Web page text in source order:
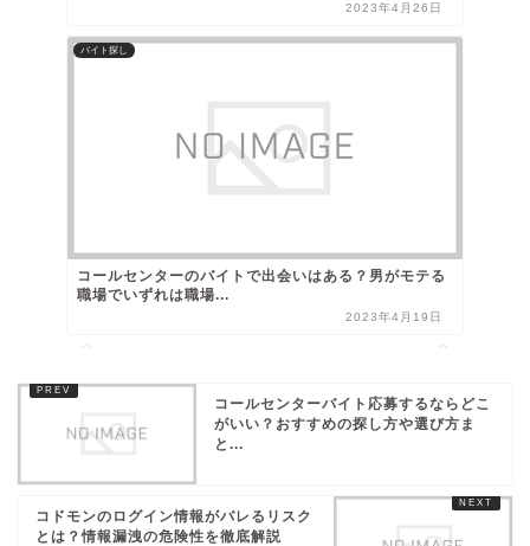
2023年4月26日
バイト探し
コールセンターのバイトで出会いはある？男がモテる
職場でいずれは職場...
2023年4月19日
コールセンターバイト応募するならどこ
がいい？おすすめの探し方や選び方ま
と...
コドモンのログイン情報がバレるリスク
とは？情報漏洩の危険性を徹底解説